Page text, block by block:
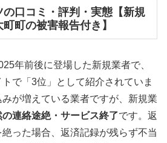
の口コミ・評判・実態【新規
町の被害報告付き】
年前後に登場した新規業者で、
で「3位」として紹介されていま
が増えている業者ですが、新規業
の連絡途絶・サービス終了です。返
った場合、返済記録が残らず不当